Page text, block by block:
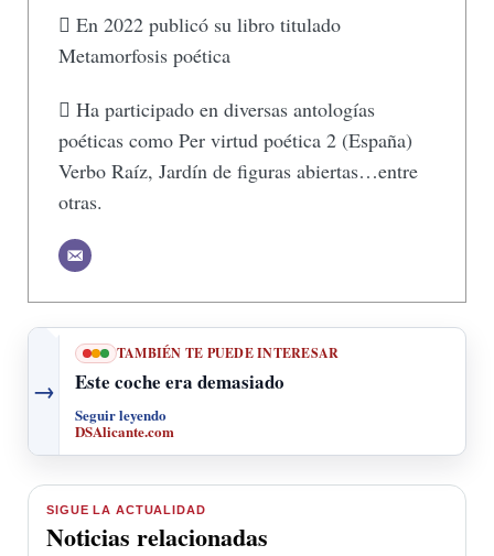
 En 2022 publicó su libro titulado
Metamorfosis poética
 Ha participado en diversas antologías
poéticas como Per virtud poética 2 (España)
Verbo Raíz, Jardín de figuras abiertas…entre
otras.
→
TAMBIÉN TE PUEDE INTERESAR
Este coche era demasiado
Seguir leyendo
DSAlicante.com
SIGUE LA ACTUALIDAD
Noticias relacionadas